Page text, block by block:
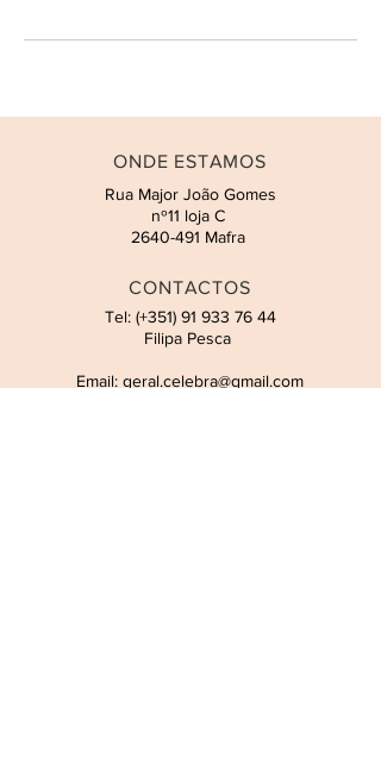
ONDE ESTAMOS
Rua Major João Gomes
nº11 loja C
2640-491 Mafra
CONTACTOS
Tel: (+351) 91 933 76 44
Filipa Pesca
Email: geral.celebra@gmail.com